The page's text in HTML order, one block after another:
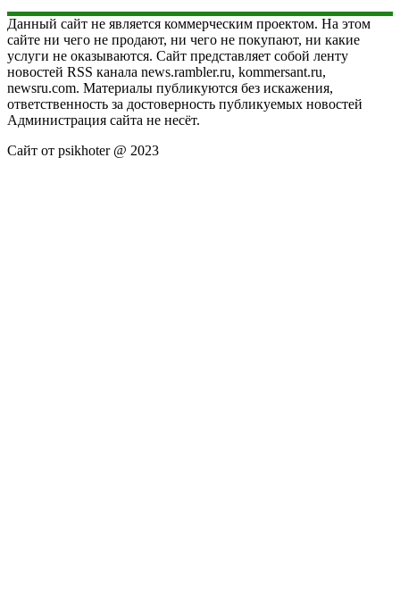
Данный сайт не является коммерческим проектом. На этом
сайте ни чего не продают, ни чего не покупают, ни какие
услуги не оказываются. Сайт представляет собой ленту
новостей RSS канала news.rambler.ru, kommersant.ru,
newsru.com. Материалы публикуются без искажения,
ответственность за достоверность публикуемых новостей
Администрация сайта не несёт.
Сайт от psikhoter @ 2023